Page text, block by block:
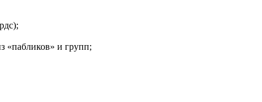
«пабликов» и групп;